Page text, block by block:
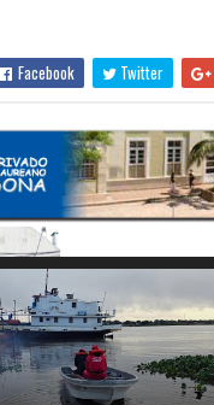
Facebook Twitter